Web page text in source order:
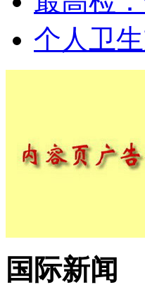
个人卫
国际新闻